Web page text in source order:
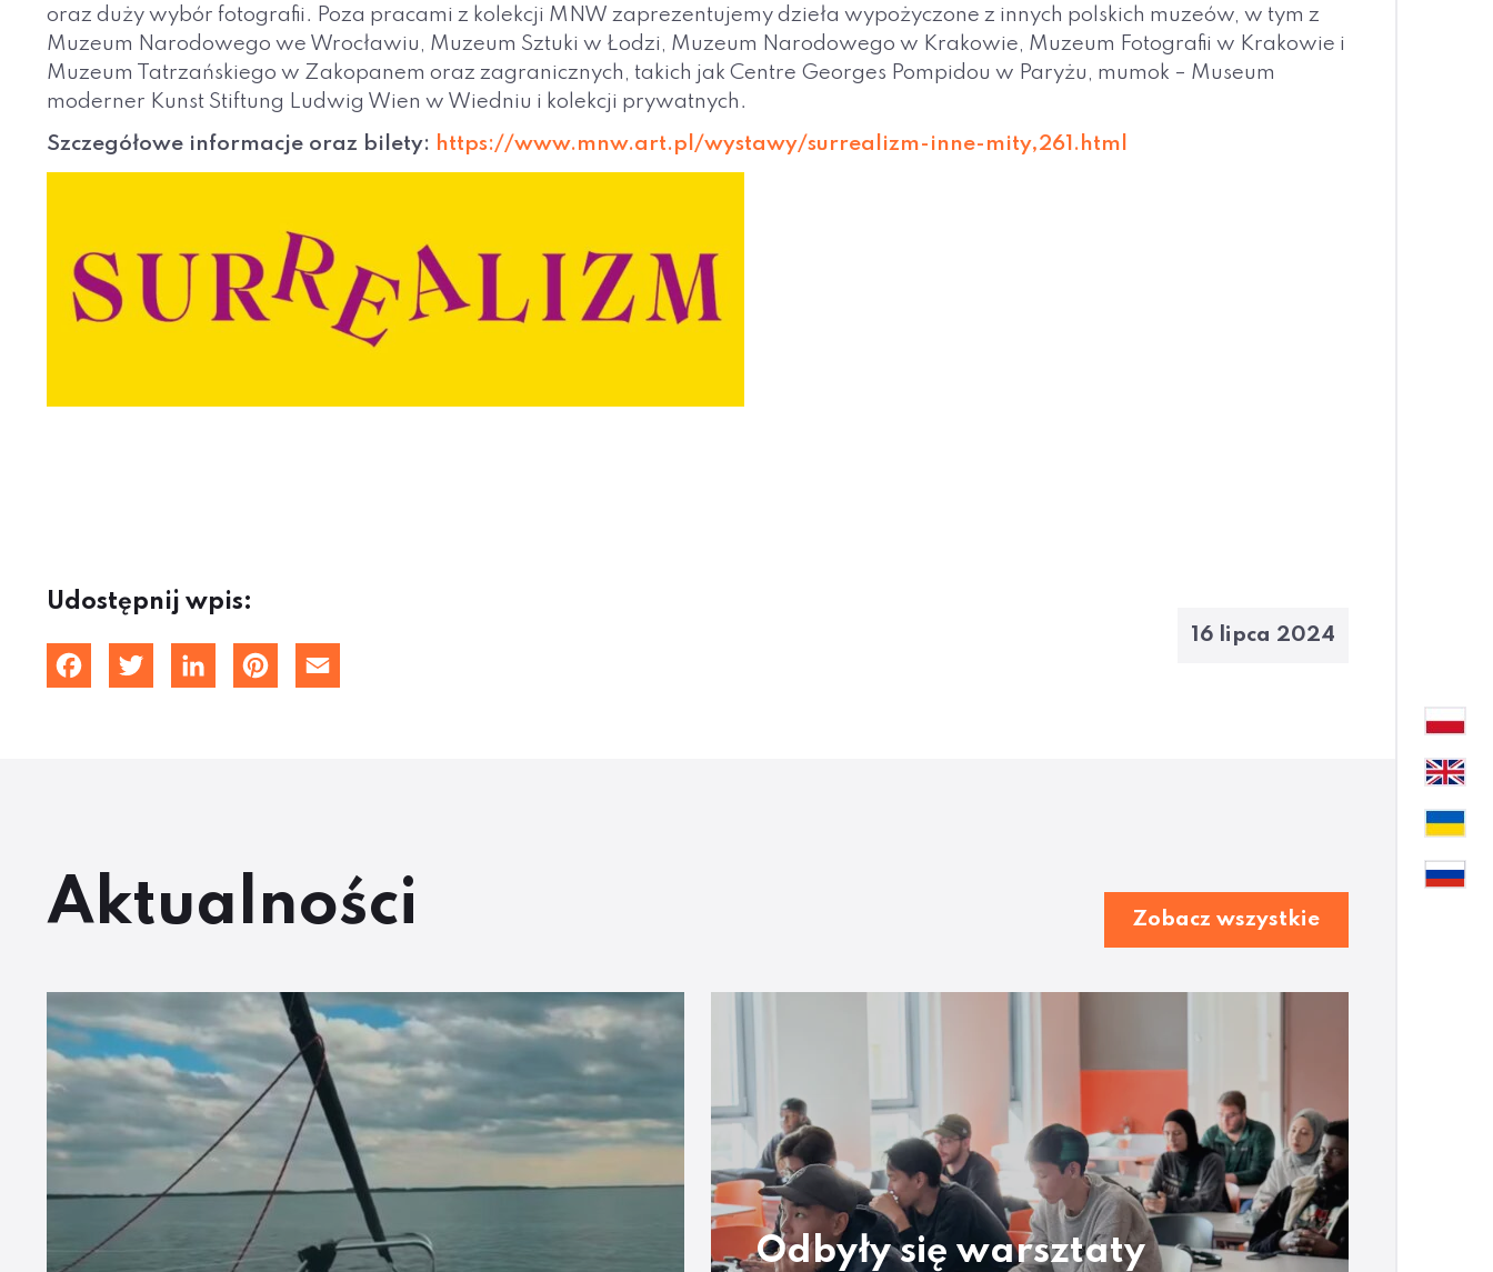
oraz duży wybór fotografii. Poza pracami z kolekcji MNW zaprezentujemy dzieła wypożyczone z innych polskich muzeów, w tym z
Muzeum Narodowego we Wrocławiu, Muzeum Sztuki w Łodzi, Muzeum Narodowego w Krakowie, Muzeum Fotografii w Krakowie i
Muzeum Tatrzańskiego w Zakopanem oraz zagranicznych, takich jak Centre Georges Pompidou w Paryżu, mumok – Museum
moderner Kunst Stiftung Ludwig Wien w Wiedniu i kolekcji prywatnych.
Szczegółowe informacje oraz bilety: https://www.mnw.art.pl/wystawy/surrealizm-inne-mity,261.html
Udostępnij wpis:
FacebookTwitterLinkedInPinterestEmail
16 lipca 2024
Aktualności Zobacz wszystkie
Odbyły się warsztaty